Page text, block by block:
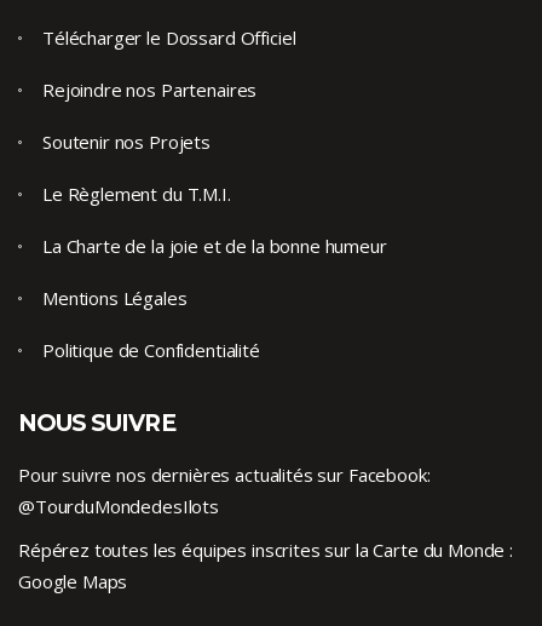
Télécharger le Dossard Officiel
Rejoindre nos Partenaires
Soutenir nos Projets
Le Règlement du T.M.I.
La Charte de la joie et de la bonne humeur
Mentions Légales
Politique de Confidentialité
NOUS SUIVRE
Pour suivre nos dernières actualités sur Facebook:
@TourduMondedesIlots
Répérez toutes les équipes inscrites sur la Carte du Monde :
Google Maps